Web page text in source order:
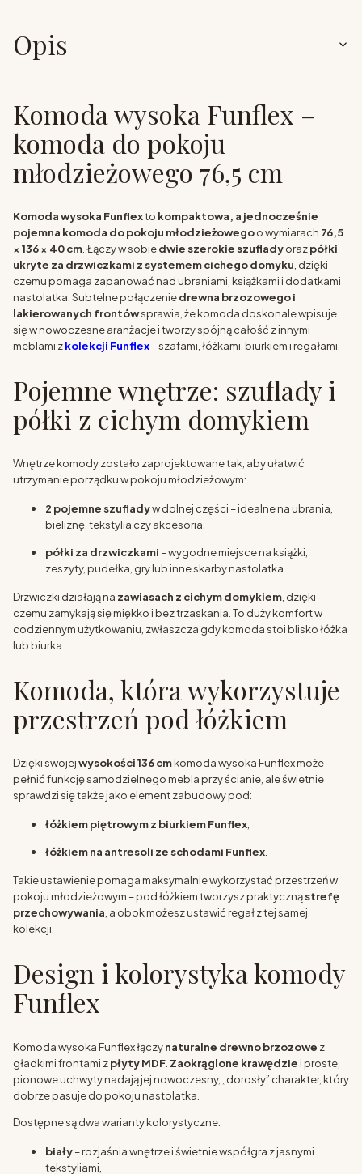
Opis
Komoda wysoka Funflex –
komoda do pokoju
młodzieżowego 76,5 cm
Komoda wysoka Funflexto kompaktowa, a jednocześnie
pojemna komoda do pokoju młodzieżowegoo wymiarach 76,5
× 136 × 40 cm. Łączy w sobiedwie szerokie szufladyorazpółki
ukryte za drzwiczkami z systemem cichego domyku, dzięki
czemu pomaga zapanować nad ubraniami, książkami i dodatkami
nastolatka. Subtelne połączeniedrewna brzozowego i
lakierowanych frontówsprawia, że komoda doskonale wpisuje
się w nowoczesne aranżacje i tworzy spójną całość z innymi
meblami zkolekcji Funflex– szafami, łóżkami, biurkiem i regałami.
Pojemne wnętrze: szuflady i
półki z cichym domykiem
Wnętrze komody zostało zaprojektowane tak, aby ułatwić
utrzymanie porządku w pokoju młodzieżowym:
2 pojemne szufladyw dolnej części – idealne na ubrania,
bieliznę, tekstylia czy akcesoria,
półki za drzwiczkami – wygodne miejsce na książki,
zeszyty, pudełka, gry lub inne skarby nastolatka.
Drzwiczki działają na zawiasach z cichym domykiem, dzięki
czemu zamykają się miękko i bez trzaskania. To duży komfort w
codziennym użytkowaniu, zwłaszcza gdy komoda stoi blisko łóżka
lub biurka.
Komoda, która wykorzystuje
przestrzeń pod łóżkiem
Dzięki swojejwysokości 136 cmkomoda wysoka Funflex może
pełnić funkcję samodzielnego mebla przy ścianie, ale świetnie
sprawdzi się także jako element zabudowy pod:
łóżkiem piętrowym z biurkiem Funflex,
łóżkiem na antresoli ze schodami Funflex.
Takie ustawienie pomaga maksymalnie wykorzystać przestrzeń w
pokoju młodzieżowym – pod łóżkiem tworzysz praktycznąstrefę
przechowywania, a obok możesz ustawić regał z tej samej
kolekcji.
Design i kolorystyka komody
Funflex
Komoda wysoka Funflex łączynaturalne drewno brzozowe z
gładkimi frontami zpłyty MDF Zaokrąglone krawędzie i proste,
pionowe uchwyty nadają jej nowoczesny, „dorosły” charakter, który
dobrze pasuje do pokoju nastolatka.
Dostępne są dwa warianty kolorystyczne:
biały– rozjaśnia wnętrze i świetnie współgra z jasnymi
tekstyliami,